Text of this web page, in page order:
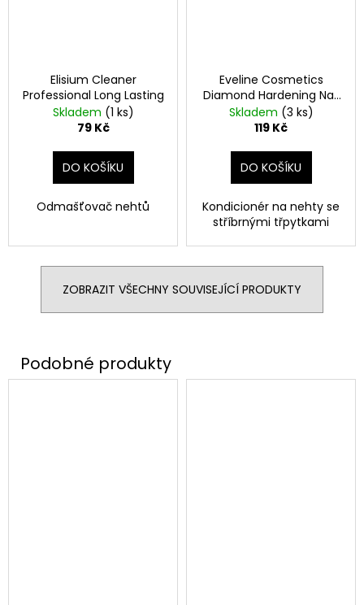
Elisium Cleaner
Professional Long Lasting
Skladem (1 ks)
79 Kč
DO KOŠÍKU
Odmašťovač nehtů
Eveline Cosmetics
Diamond Hardening Nail
Conditioner
Skladem (3 ks)
119 Kč
DO KOŠÍKU
Kondicionér na nehty se
stříbrnými třpytkami
ZOBRAZIT VŠECHNY SOUVISEJÍCÍ PRODUKTY